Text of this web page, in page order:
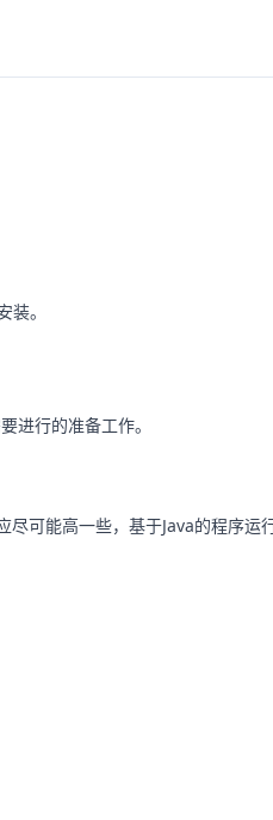
。
进行的准备工作。
可能高一些，基于Java的程序运